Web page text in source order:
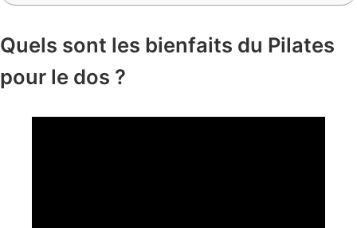
Quels sont les bienfaits du Pilates
pour le dos ?